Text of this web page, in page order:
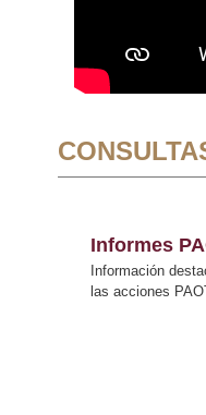
Informes
Información
las acciones